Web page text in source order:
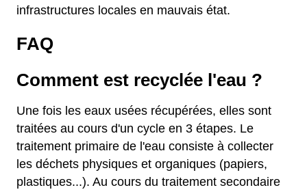
infrastructures locales en mauvais état.
FAQ
Comment est recyclée l'eau ?
Une fois les eaux usées récupérées, elles sont
traitées au cours d'un cycle en 3 étapes. Le
traitement primaire de l'eau consiste à collecter
les déchets physiques et organiques (papiers,
plastiques...). Au cours du traitement secondaire